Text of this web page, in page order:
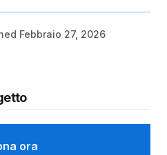
Febbraio 27, 2026
ora